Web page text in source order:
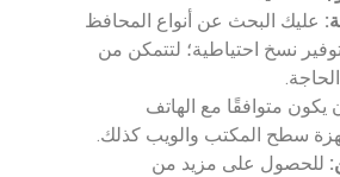
عليك البحث عن أنواع المحافظ
نسخ احتياطية؛ لتتمكن من
يكون متوافقًا مع الهاتف
سطح المكتب والويب كذلك.
للحصول على مزيد من